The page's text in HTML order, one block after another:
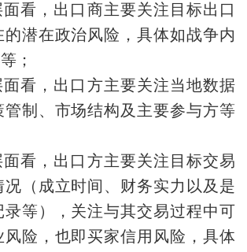
面看，出口商主要关注目标出口
潜在政治风险，具体如战争内
；
面看，出口方主要关注当地数据
管制、市场结构及主要参与方等
面看，出口方主要关注目标交易
（成立时间、财务实力以及是
等），关注与其交易过程中可
险，也即买家信用风险，具体